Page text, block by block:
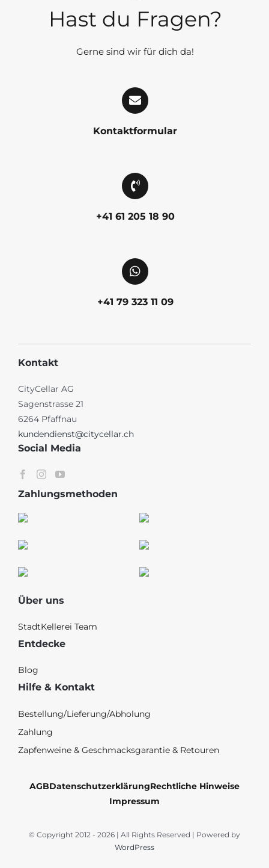
Hast du Fragen?
Gerne sind wir für dich da!
Kontaktformular
+41 61 205 18 90
+41 79 323 11 09
Kontakt
CityCellar AG
Sagenstrasse 21
6264 Pfaffnau
kundendienst@citycellar.ch
Social Media
Zahlungsmethoden
Über uns
StadtKellerei Team
Entdecke
Blog
Hilfe & Kontakt
Bestellung/Lieferung/Abholung
Zahlung
Zapfenweine & Geschmacksgarantie & Retouren
AGBDatenschutzerklärungRechtliche Hinweise
Impressum
© Copyright 2012 - 2026 | All Rights Reserved | Powered by
WordPress